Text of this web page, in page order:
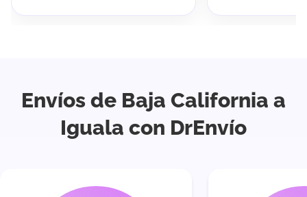
Envíos de Baja California a
Iguala con DrEnvío